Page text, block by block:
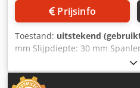
Prijsinfo
Toestand: uitstekend
mm Slijpdiepte: 30 mm
Egopfx Ahnor
ca. 0,5 x 0,5 x 2,1 m